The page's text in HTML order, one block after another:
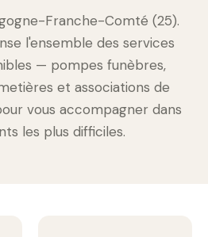
Franche-Comté (25).
l'ensemble des services
— pompes funèbres,
et associations de
vous accompagner dans
les plus difficiles.